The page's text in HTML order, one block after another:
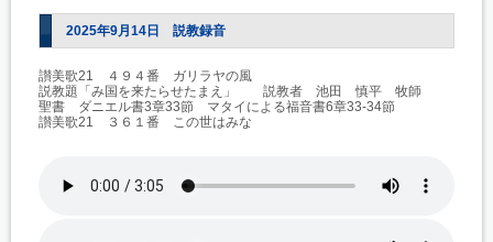
2025年9月14日 説教録音
讃美歌21 ４９４番 ガリラヤの風
説教題「み国を来たらせたまえ」 説教者 池田 慎平 牧師
聖書 ダニエル書3章33節 マタイによる福音書6章33-34節
讃美歌21 ３６１番 この世はみな